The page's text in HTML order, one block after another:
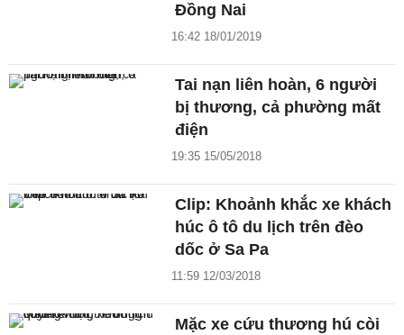
Đồng Nai
16:42 18/01/2019
Tai nạn liên hoàn, 6 người
bị thương, cả phường mất
điện
19:35 15/05/2018
Clip: Khoảnh khắc xe khách
húc ô tô du lịch trên đèo
dốc ở Sa Pa
11:59 12/03/2018
Mặc xe cứu thương hú còi